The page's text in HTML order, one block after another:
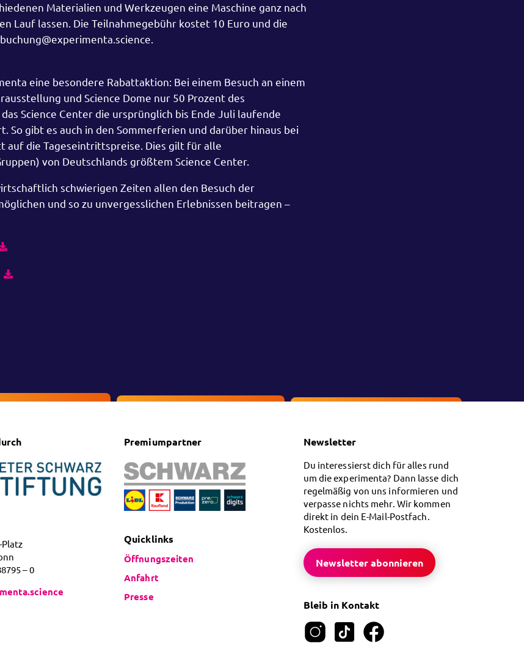
Materialien und Werkzeugen eine Maschine ganz nach
Lauf lassen. Die Teilnahmegebühr kostet 10 Euro und die
eine besondere Rabattaktion: Bei einem Besuch an einem
und Science Dome nur 50 Prozent des
Science Center die ursprünglich bis Ende Juli laufende
So gibt es auch in den Sommerferien und darüber hinaus bei
auf die Tageseintrittspreise. Dies gilt für alle
von Deutschlands größtem Science Center.
schwierigen Zeiten allen den Besuch der
und so zu unvergesslichen Erlebnissen beitragen –
– 0
Premiumpartner
Quicklinks
Öffnungszeiten
Anfahrt
Presse
Newsletter
Du interessierst dich für alles rund
um die experimenta? Dann lasse dich
regelmäßig von uns informieren und
verpasse nichts mehr. Wir kommen
direkt in dein E-Mail-Postfach.
Kostenlos.
Newsletter abonnieren
Bleib in Kontakt